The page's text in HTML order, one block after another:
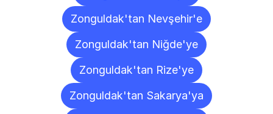
Zonguldak'tan Nevşehir'e
Zonguldak'tan Niğde'ye
Zonguldak'tan Rize'ye
Zonguldak'tan Sakarya'ya